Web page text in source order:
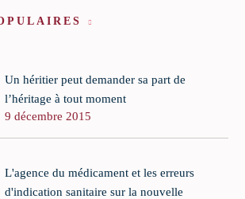
Un héritier peut demander sa part de
l’héritage à tout moment
9 décembre 2015
L'agence du médicament et les erreurs
d'indication sanitaire sur la nouvelle